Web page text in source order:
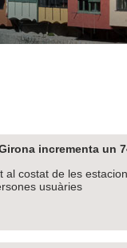
incrementa un
al costat de les
usuàries